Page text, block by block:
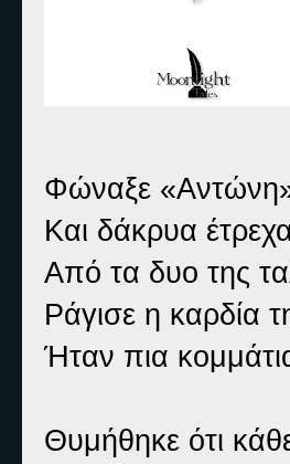
Φώναξε
Και δάκρυα
Από τα δυο της
Ράγισε η καρδία
Ήταν πια
Θυμήθηκε ότι